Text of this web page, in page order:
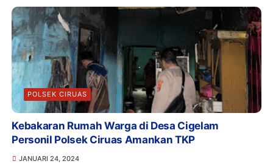
POLSEK CIRUAS
Kebakaran Rumah Warga di Desa Cigelam
Personil Polsek Ciruas Amankan TKP
JANUARI 24, 2024